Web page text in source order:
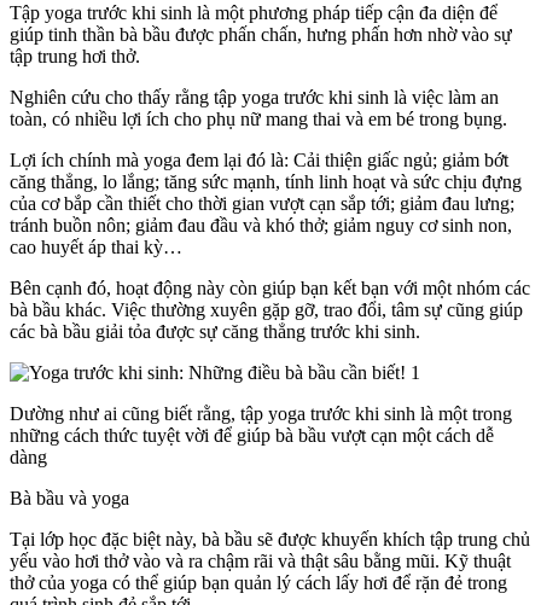
Tập yoga trước khi sinh là một phương pháp tiếp cận đa diện để
giúp tinh thần bà bầu được phấn chấn, hưng phấn hơn nhờ vào sự
tập trung hơi thở.
Nghiên cứu cho thấy rằng tập yoga trước khi sinh là việc làm an
toàn, có nhiều lợi ích cho phụ nữ mang thai và em bé trong bụng.
Lợi ích chính mà yoga đem lại đó là: Cải thiện giấc ngủ; giảm bớt
căng thẳng, lo lắng; tăng sức mạnh, tính linh hoạt và sức chịu đựng
của cơ bắp cần thiết cho thời gian vượt cạn sắp tới; giảm đau lưng;
tránh buồn nôn; giảm đau đầu và khó thở; giảm nguy cơ sinh non,
cao huyết áp thai kỳ…
Bên cạnh đó, hoạt động này còn giúp bạn kết bạn với một nhóm các
bà bầu khác. Việc thường xuyên gặp gỡ, trao đổi, tâm sự cũng giúp
các bà bầu giải tỏa được sự căng thẳng trước khi sinh.
Dường như ai cũng biết rằng, tập yoga trước khi sinh là một trong
những cách thức tuyệt vời để giúp bà bầu vượt cạn một cách dễ
dàng
Bà bầu và yoga
Tại lớp học đặc biệt này, bà bầu sẽ được khuyến khích tập trung chủ
yếu vào hơi thở vào và ra chậm rãi và thật sâu bằng mũi. Kỹ thuật
thở của yoga có thể giúp bạn quản lý cách lấy hơi để rặn đẻ trong